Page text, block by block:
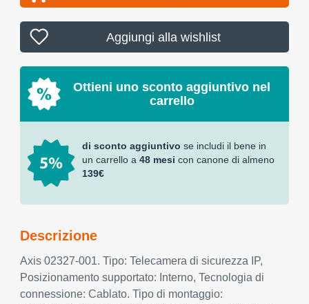
Aggiungi alla wishlist
Ottieni uno sconto aggiuntivo nel
carrello
di sconto aggiuntivo se includi il bene in
un carrello a 48 mesi con canone di almeno
139€
Descrizione
Axis 02327-001. Tipo: Telecamera di sicurezza IP,
Posizionamento supportato: Interno, Tecnologia di
connessione: Cablato. Tipo di montaggio: